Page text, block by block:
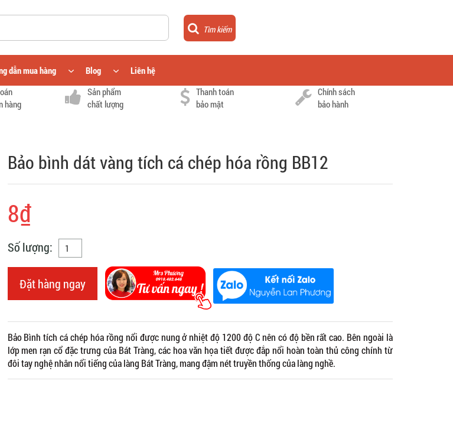
Tìm kiếm
dẫn mua hàng Blog
Liên hệ
hàng
Sản phẩm
chất lượng
Thanh toán
bảo mật
Chính sách
bảo hành
Bảo bình dát vàng tích cá chép hóa rồng BB12
8₫
Số lượng:
Đặt hàng ngay
Bảo Bình tích cá chép hóa rồng nổi được nung ở nhiệt độ 1200 độ C nên có độ bền rất cao. Bên ngoài là
lớp men rạn cổ đặc trưng của Bát Tràng, các hoa văn họa tiết được đắp nổi hoàn toàn thủ công chính từ
đôi tay nghệ nhân nổi tiếng của làng Bát Tràng, mang đậm nét truyền thống của làng nghề.